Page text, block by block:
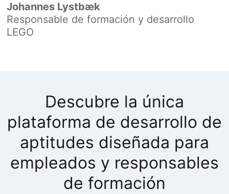
Johannes Lystbæk
Responsable de formación y desarrollo
LEGO
Descubre la única
plataforma de desarrollo de
aptitudes diseñada para
empleados y responsables
de formación